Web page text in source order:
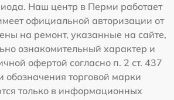
Наш центр в Перми работает
официальной авторизации от
на ремонт, указанные на сайте,
ознакомительный характер и
офертой согласно п. 2 ст. 437
торговой марки
только в информационных